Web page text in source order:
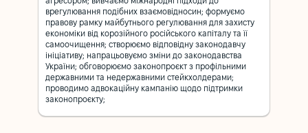
врегулювання подібних взаємовідносин; формуємо
правову рамку майбутнього регулювання для захисту
економіки від корозійного російського капіталу та її
самоочищення; створюємо відповідну законодавчу
ініціативу; напрацьовуємо зміни до законодавства
України; обговорюємо законопроєкт з профільними
державними та недержавними стейкхолдерами;
проводимо адвокаційну кампанію щодо підтримки
законопроєкту;